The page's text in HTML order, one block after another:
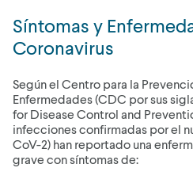
Síntomas y
Coronavirus
Según el Centro para la
Enfermedades (CDC por sus
for Disease Control and
infecciones confirmadas por el
CoV-2) han reportado una
grave con síntomas de: